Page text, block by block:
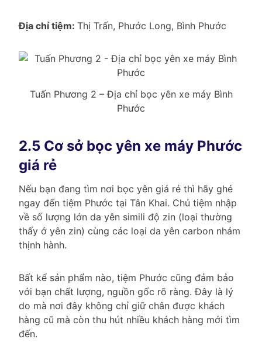
Địa chỉ tiệm: Thị Trấn, Phước Long, Bình Phước
Tuấn Phương 2 – Địa chỉ bọc yên xe máy Bình
Phước
2.5 Cơ sở bọc yên xe máy Phước
giá rẻ
Nếu bạn đang tìm nơi bọc yên giá rẻ thì hãy ghé
ngay đến tiệm Phước tại Tân Khai. Chủ tiệm nhập
về số lượng lớn da yên simili độ zin (loại thường
thấy ở yên zin) cùng các loại da yên carbon nhám
thịnh hành.
Bất kể sản phẩm nào, tiệm Phước cũng đảm bảo
với bạn chất lượng, nguồn gốc rõ ràng. Đây là lý
do mà nơi đây không chỉ giữ chân được khách
hàng cũ mà còn thu hút nhiều khách hàng mới tìm
đến.